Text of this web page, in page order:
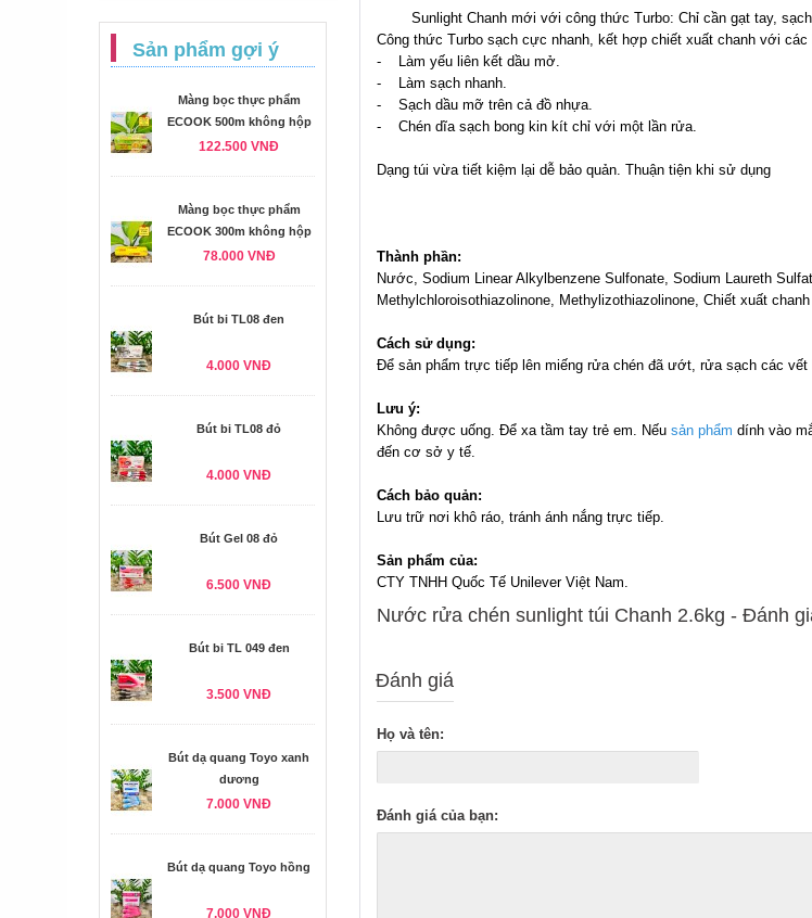
Sản phẩm gợi ý
Màng bọc thực phẩm
ECOOK 500m không hộp
122.500 VNĐ
Màng bọc thực phẩm
ECOOK 300m không hộp
78.000 VNĐ
Bút bi TL08 đen
4.000 VNĐ
Bút bi TL08 đỏ
4.000 VNĐ
Bút Gel 08 đỏ
6.500 VNĐ
Bút bi TL 049 đen
3.500 VNĐ
Bút dạ quang Toyo xanh
dương
7.000 VNĐ
Bút dạ quang Toyo hồng
7.000 VNĐ
Sunlight Chanh mới với công thức Turbo: Chỉ cần gạt tay, sạch
Công thức Turbo sạch cực nhanh, kết hợp chiết xuất chanh với các
- Làm yếu liên kết dầu mở.
- Làm sạch nhanh.
- Sạch dầu mỡ trên cả đồ nhựa.
- Chén dĩa sạch bong kin kít chỉ với một lần rửa.
Dạng túi vừa tiết kiệm lại dễ bảo quản. Thuận tiện khi sử dụng
Thành phần:
Nước, Sodium Linear Alkylbenzene Sulfonate, Sodium Laureth
Methylchloroisothiazolinone, Methylizothiazolinone, Chiết xuất
Cách sử dụng:
Để sản phẩm trực tiếp lên miếng rửa chén đã ướt, rửa sạch các
Lưu ý:
Không được uống. Để xa tầm tay trẻ em. Nếu sản phẩm dính vào
đến cơ sở y tế.
Cách bảo quản:
Lưu trữ nơi khô ráo, tránh ánh nắng trực tiếp.
Sản phẩm của:
CTY TNHH Quốc Tế Unilever Việt Nam.
Nước rửa chén sunlight túi Chanh 2.6kg - Ðánh
Đánh giá
Họ và tên:
Đánh giá của bạn: